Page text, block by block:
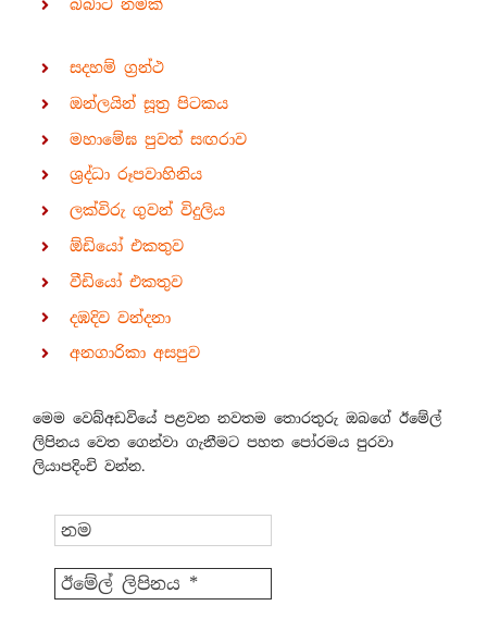
බබාට නමක්
සදහම් ග්‍රන්ථ
ඔන්ලයින් සූත්‍ර පිටකය
මහාමේඝ පුවත් සඟරාව
ශ්‍රද්ධා රූපවාහිනිය
ලක්විරු ගුවන් විදුලිය
ඕඩියෝ එකතුව
වීඩියෝ එකතුව
දඹදිව වන්දනා
අනගාරිකා අසපුව
මෙම වෙබ්අඩවියේ පළවන නවතම තොරතුරු ඔබගේ ඊමේල්
ලිපිනය වෙත ගෙන්වා ගැනීමට පහත පෝරමය පුරවා
ලියාපදිංචි වන්න.